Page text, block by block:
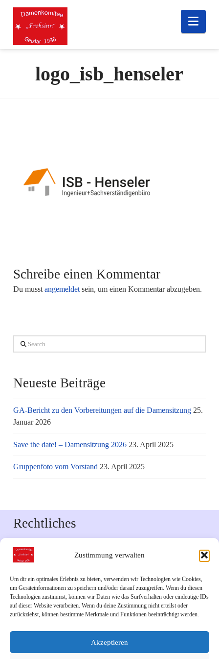
Zustimmung verwalten
Um dir ein optimales Erlebnis zu bieten, verwenden wir Technologien wie Cookies,
um Geräteinformationen zu speichern und/oder darauf zuzugreifen. Wenn du diesen
Technologien zustimmst, können wir Daten wie das Surfverhalten oder eindeutige IDs
auf dieser Website verarbeiten. Wenn du deine Zustimmung nicht erteilst oder
zurückziehst, können bestimmte Merkmale und Funktionen beeinträchtigt werden.
Akzeptieren
logo_isb_henseler
Schreibe einen Kommentar
Du musst angemeldetsein, um einen Kommentar abzugeben.
Search
Neueste Beiträge
GA-Bericht zu den Vorbereitungen auf die Damensitzung 25.
Januar 2026
Save the date! – Damensitzung 2026 23. April 2025
Gruppenfoto vom Vorstand 23. April 2025
Rechtliches
Impressum
Datenschutzerklärung
Downloads
Veranstaltungskalender 2026